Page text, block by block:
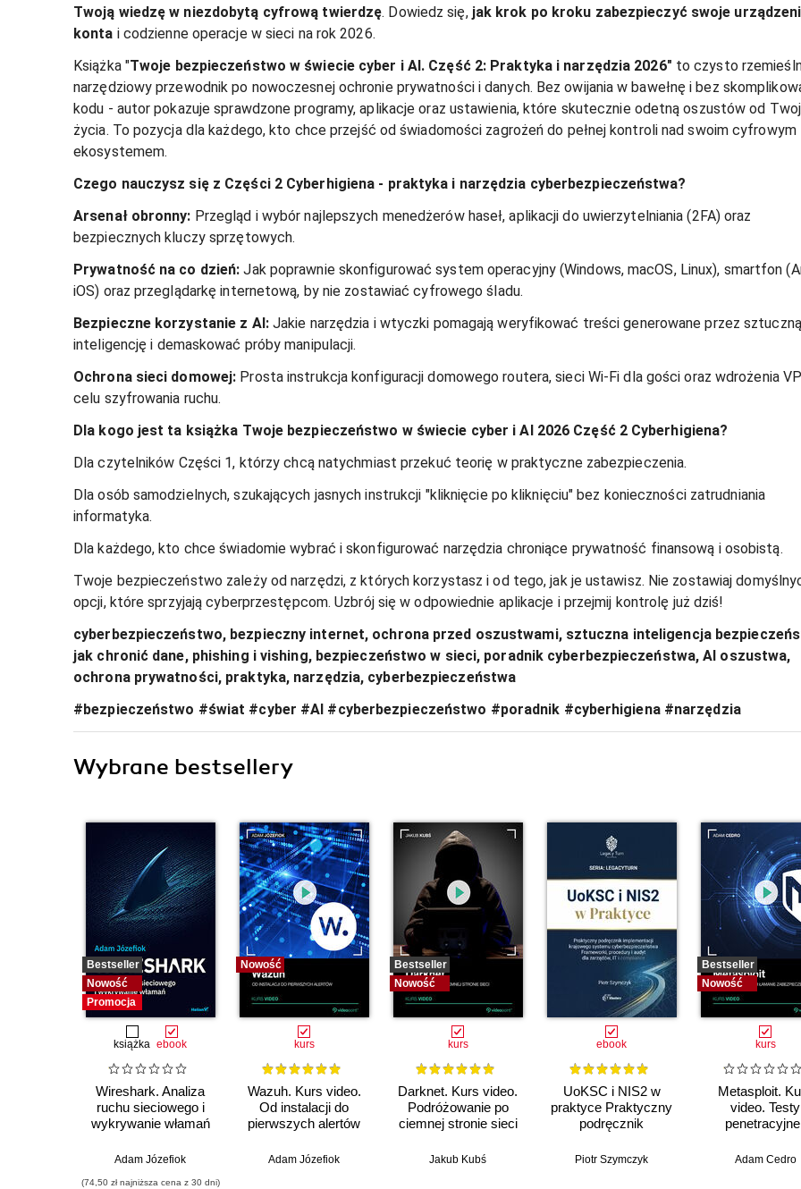
Twoją wiedzę w niezdobytą cyfrową twierdzę. Dowiedz się, jak krok po kroku zabezpieczyć swoje
konta i codzienne operacje w sieci na rok 2026.
Książka "Twoje bezpieczeństwo w świecie cyber i AI. Część 2: Praktyka i narzędzia 2026" to czysto
narzędziowy przewodnik po nowoczesnej ochronie prywatności i danych. Bez owijania w bawełnę i bez
kodu - autor pokazuje sprawdzone programy, aplikacje oraz ustawienia, które skutecznie odetną oszustów od
życia. To pozycja dla każdego, kto chce przejść od świadomości zagrożeń do pełnej kontroli nad swoim cyfrowym
ekosystemem.
Czego nauczysz się z Części 2 Cyberhigiena - praktyka i narzędzia cyberbezpieczeństwa?
Arsenał obronny: Przegląd i wybór najlepszych menedżerów haseł, aplikacji do uwierzytelniania (2FA) oraz
bezpiecznych kluczy sprzętowych.
Prywatność na co dzień: Jak poprawnie skonfigurować system operacyjny (Windows, macOS, Linux), smartfon
iOS) oraz przeglądarkę internetową, by nie zostawiać cyfrowego śladu.
Bezpieczne korzystanie z AI: Jakie narzędzia i wtyczki pomagają weryfikować treści generowane przez sztuczną
inteligencję i demaskować próby manipulacji.
Ochrona sieci domowej: Prosta instrukcja konfiguracji domowego routera, sieci Wi-Fi dla gości oraz wdrożenia
celu szyfrowania ruchu.
Dla kogo jest ta książka Twoje bezpieczeństwo w świecie cyber i AI 2026 Część 2 Cyberhigiena?
Dla czytelników Części 1, którzy chcą natychmiast przekuć teorię w praktyczne zabezpieczenia.
Dla osób samodzielnych, szukających jasnych instrukcji "kliknięcie po kliknięciu" bez konieczności zatrudniania
informatyka.
Dla każdego, kto chce świadomie wybrać i skonfigurować narzędzia chroniące prywatność finansową i osobistą.
Twoje bezpieczeństwo zależy od narzędzi, z których korzystasz i od tego, jak je ustawisz. Nie zostawiaj
opcji, które sprzyjają cyberprzestępcom. Uzbrój się w odpowiednie aplikacje i przejmij kontrolę już dziś!
cyberbezpieczeństwo, bezpieczny internet, ochrona przed oszustwami, sztuczna inteligencja
jak chronić dane, phishing i vishing, bezpieczeństwo w sieci, poradnik cyberbezpieczeństwa, AI oszustwa,
ochrona prywatności, praktyka, narzędzia, cyberbezpieczeństwa
#bezpieczeństwo #świat #cyber #AI #cyberbezpieczeństwo #poradnik #cyberhigiena #narzędzia
Wybrane bestsellery
Bestseller
Nowość
Promocja
książka ebook
Wireshark. Analiza
ruchu sieciowego i
wykrywanie włamań
Adam Józefiok
(74,50 zł najniższa cena z 30 dni)
Nowość
kurs
Wazuh. Kurs video.
Od instalacji do
pierwszych alertów
Adam Józefiok
Bestseller
Nowość
kurs
Darknet. Kurs video.
Podróżowanie po
ciemnej stronie sieci
Jakub Kubś
ebook
UoKSC i NIS2 w
praktyce Praktyczny
podręcznik
Krajowego Systemu
Piotr Szymczyk
Bestseller
Nowość
kurs
Metasploit.
video. Testy
zabezpieczeń
Adam Cedro